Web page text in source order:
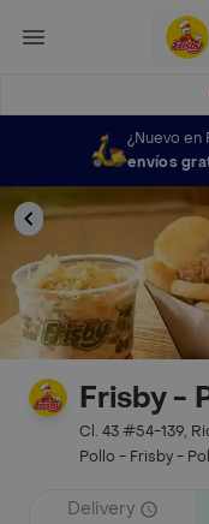
¿Nuevo en
envíos
Frisby -
Cl. 43 #54-139,
Pollo - Frisby -
Delivery